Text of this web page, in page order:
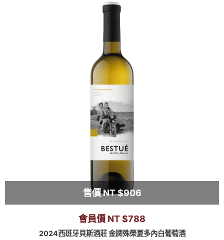
售價 NT $906
會員價 NT $788
2024西班牙貝斯酒莊 金牌殊榮夏多內白葡萄酒